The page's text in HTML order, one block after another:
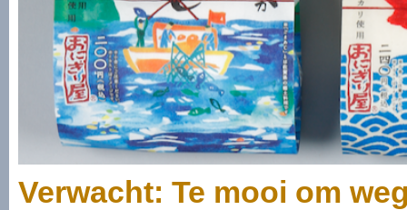
Verwacht: Te mooi om